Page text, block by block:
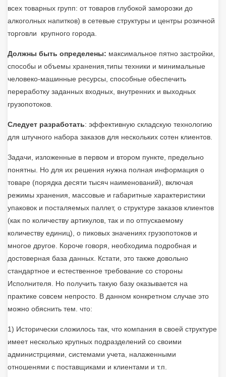
всех товарных групп: от товаров глубокой заморозки до
алкоголных напитков) в сетевые структуры и центры розичной
торговли крупного города.
Должны быть определены: максимальное пятно застройки,
способы и объемы хранения,типы техники и минимальные
человеко-машинные ресурсы, способные обеспечить
переработку заданных входных, внутренних и выходных
грузопотоков.
Следует разработать: эффективную складскую технологию
для штучного набора заказов для нескольких сотен клиентов.
Задачи, изложенные в первом и втором пункте, предельно
понятны. Но для их решения нужна полная информация о
товаре (порядка десяти тысяч наименований), включая
режимы хранения, массовые и габаритные характеристики
упаковок и посталяемых паллет, о структуре заказов клиентов
(как по количеству артикулов, так и по отпускаемому
количеству единиц), о пиковых значениях грузопотоков и
многое другое. Короче говоря, необходима подробная и
достоверная база данных. Кстати, это также довольно
стандартное и естественное требование со стороны
Исполнителя. Но получить такую базу оказывается на
практике совсем непросто. В данном конкретном случае это
можно обяснить тем. что:
1) Исторически сложилось так, что компания в своей структуре
имеет несколько крупных подразделений со своими
администрциями, системами учета, налаженными
отношенями с поставщиками и клиентами и т.п.